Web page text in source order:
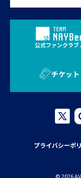
公式ファンクラブ
チケット
プライバシーポ
© 2026